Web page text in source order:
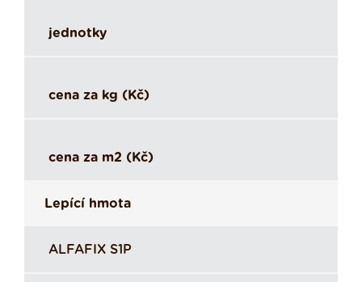
jednotky
cena za kg (Kč)
cena za m2 (Kč)
Lepící hmota
ALFAFIX S1P